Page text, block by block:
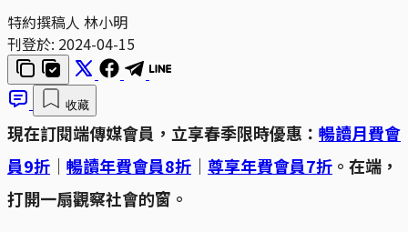
特約撰稿人 林小明
刊登於: 2024-04-15
收藏
現在訂閱端傳媒會員，立享春季限時優惠： 暢讀月費會
員9折 ｜ 暢讀年費會員8折 ｜ 尊享年費會員7折 。在端，
打開一扇觀察社會的窗。